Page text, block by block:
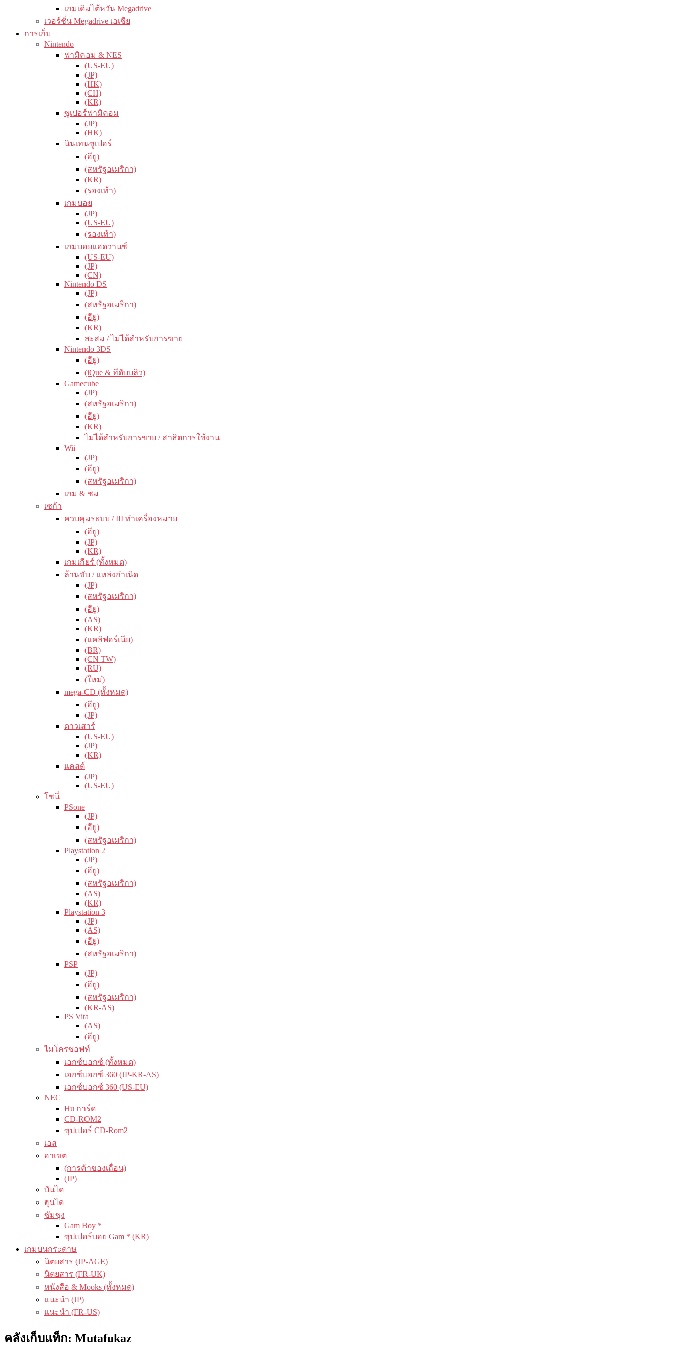
เกมเดิมไต้หวัน Megadrive
เวอร์ชั่น Megadrive เอเชีย
การเก็บ
Nintendo
ฟามิคอม & NES
(US-EU)
(JP)
(HK)
(CH)
(KR)
ซูเปอร์ฟามิคอม
(JP)
(HK)
นินเทนซูเปอร์
(อียู)
(สหรัฐอเมริกา)
(KR)
(รองเท้า)
เกมบอย
(JP)
(US-EU)
(รองเท้า)
เกมบอยแอดวานซ์
(US-EU)
(JP)
(CN)
Nintendo DS
(JP)
(สหรัฐอเมริกา)
(อียู)
(KR)
สะสม / ไม่ได้สำหรับการขาย
Nintendo 3DS
(อียู)
(iQue & ทีดับบลิว)
Gamecube
(JP)
(สหรัฐอเมริกา)
(อียู)
(KR)
ไม่ได้สำหรับการขาย / สาธิตการใช้งาน
Wii
(JP)
(อียู)
(สหรัฐอเมริกา)
เกม & ชม
เซก้า
ควบคุมระบบ / III ทำเครื่องหมาย
(อียู)
(JP)
(KR)
เกมเกียร์ (ทั้งหมด)
ล้านขับ / แหล่งกำเนิด
(JP)
(สหรัฐอเมริกา)
(อียู)
(AS)
(KR)
(แคลิฟอร์เนีย)
(BR)
(CN TW)
(RU)
(ใหม่)
mega-CD (ทั้งหมด)
(อียู)
(JP)
ดาวเสาร์
(US-EU)
(JP)
(KR)
แคสต์
(JP)
(US-EU)
โซนี่
PSone
(JP)
(อียู)
(สหรัฐอเมริกา)
Playstation 2
(JP)
(อียู)
(สหรัฐอเมริกา)
(AS)
(KR)
Playstation 3
(JP)
(AS)
(อียู)
(สหรัฐอเมริกา)
PSP
(JP)
(อียู)
(สหรัฐอเมริกา)
(KR-AS)
PS Vita
(AS)
(อียู)
ไมโครซอฟท์
เอกซ์บอกซ์ (ทั้งหมด)
เอกซ์บอกซ์ 360 (JP-KR-AS)
เอกซ์บอกซ์ 360 (US-EU)
NEC
Hu การ์ด
CD-ROM2
ซุปเปอร์ CD-Rom2
เอส
อาเขต
(การค้าของเถื่อน)
(JP)
บันได
ฮุนได
ซัมซุง
Gam Boy *
ซุปเปอร์บอย Gam * (KR)
เกมบนกระดาษ
นิตยสาร (JP-AGE)
นิตยสาร (FR-UK)
หนังสือ & Mooks (ทั้งหมด)
แนะนำ (JP)
แนะนำ (FR-US)
คลังเก็บแท็ก: Mutafukaz